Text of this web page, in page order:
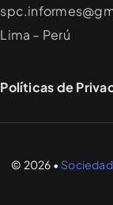
Lima – Perú
Políticas de
© 2026 •